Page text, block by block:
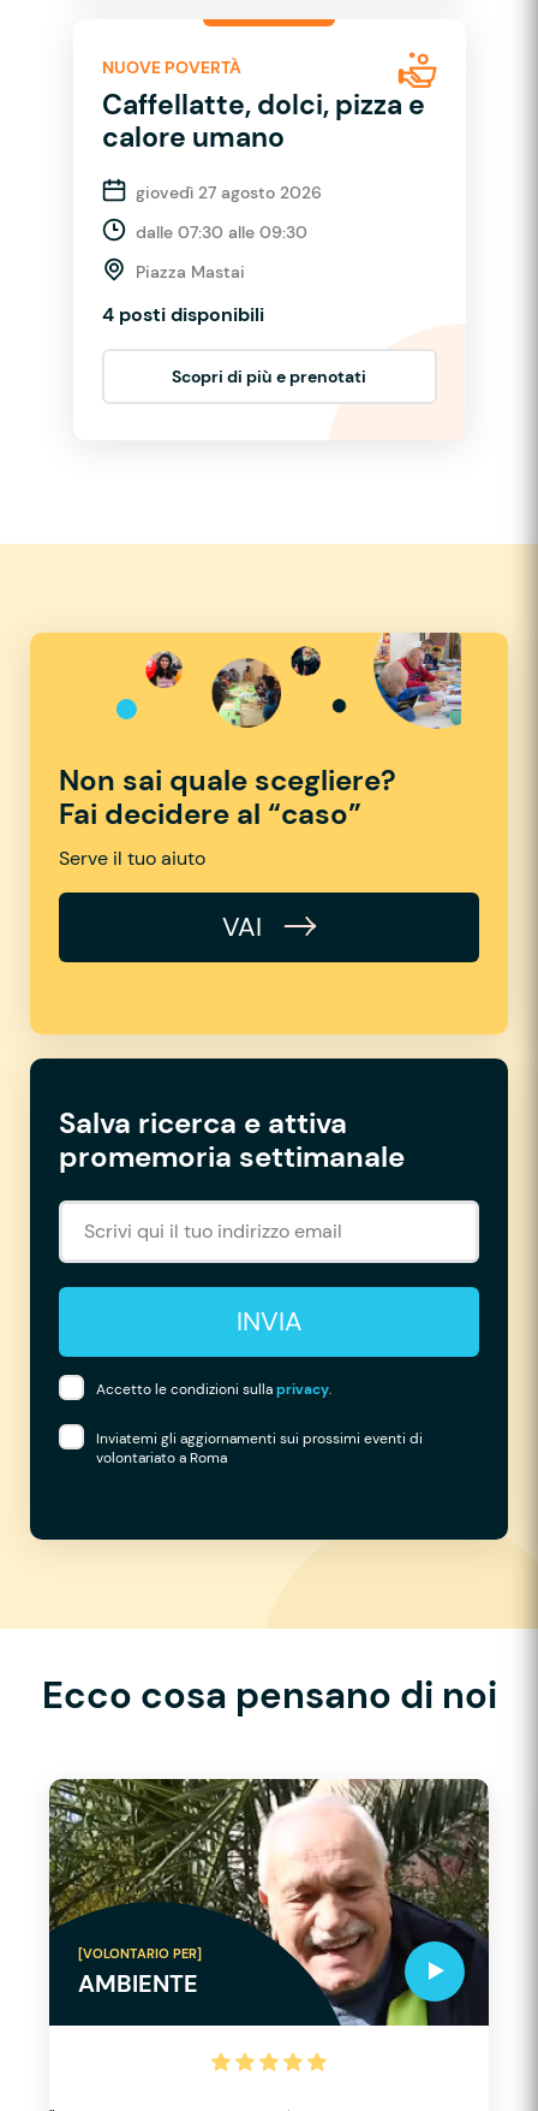
NUOVE POVERTÀ
Caffellatte, dolci, pizza e
calore umano
giovedì 27 agosto 2026
dalle 07:30 alle 09:30
Piazza Mastai
4 posti disponibili
Scopri di più e prenotati
Non sai quale scegliere?
Fai decidere al “caso”
Serve il tuo aiuto
VAI
Salva ricerca e attiva
promemoria settimanale
INVIA
Accetto le condizioni sullaprivacy.
Inviatemi gli aggiornamenti sui prossimi eventi di
volontariato a Roma
Ecco cosa pensano di noi
[VOLONTARIO PER]
AMBIENTE